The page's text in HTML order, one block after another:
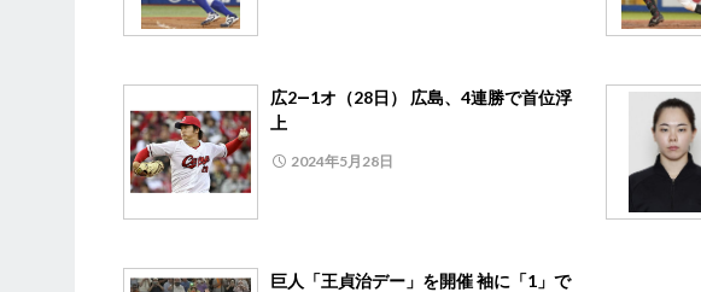
広2―1オ（28日） 広島、4連勝で首位浮
上
2024年5月28日
巨人「王貞治デー」を開催 袖に「1」で